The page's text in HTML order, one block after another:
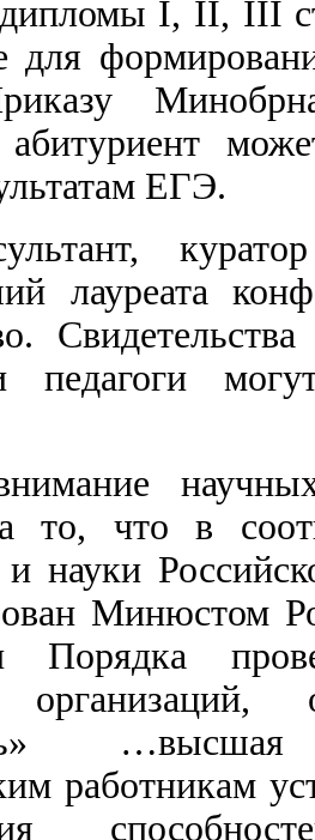
I, II, III
для
абитуриент
ЕГЭ.
лауреата
педагоги
то, что в
и науки
Минюстом
Порядка
организаций,
работникам